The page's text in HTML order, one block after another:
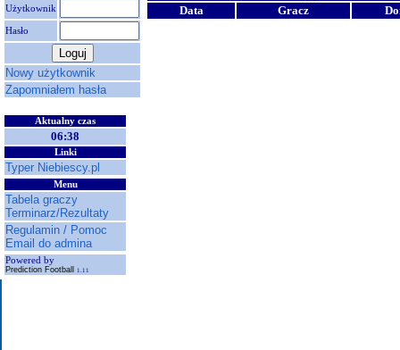
Użytkownik
Hasło
Nowy użytkownik
Zapomniałem hasła
Aktualny czas
06:38
Linki
Typer Niebiescy.pl
Menu
Tabela graczy
Terminarz/Rezultaty
Regulamin / Pomoc
Email do admina
Powered by
Prediction Football 1.11
Data
Gracz